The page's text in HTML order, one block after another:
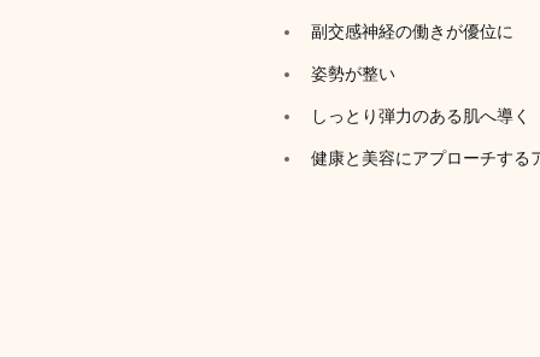
副交感神経の働きが優位に
姿勢が整い
しっとり弾力のある肌へ導く
健康と美容にアプローチする